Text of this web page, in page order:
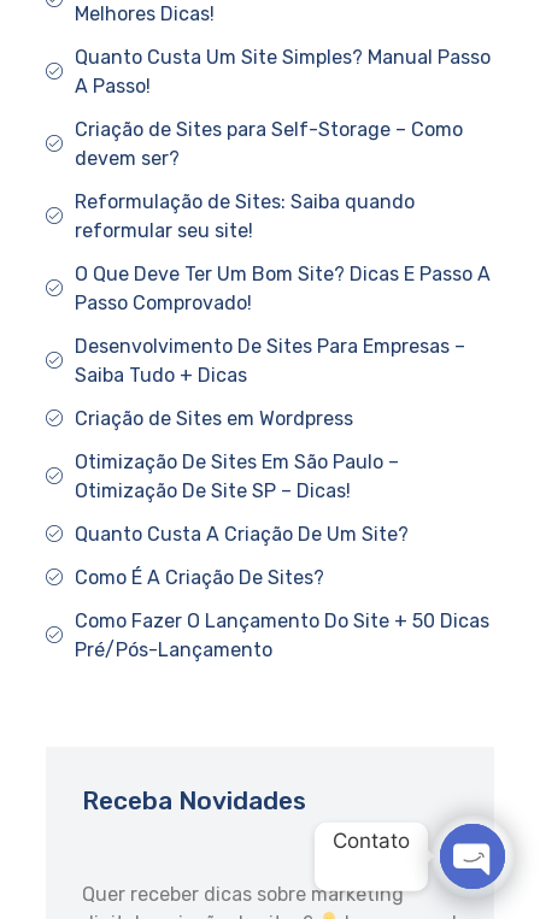
Melhores Dicas!
Quanto Custa Um Site Simples? Manual Passo
A Passo!
Criação de Sites para Self-Storage – Como
devem ser?
Reformulação de Sites: Saiba quando
reformular seu site!
O Que Deve Ter Um Bom Site? Dicas E Passo A
Passo Comprovado!
Desenvolvimento De Sites Para Empresas –
Saiba Tudo + Dicas
Criação de Sites em Wordpress
Otimização De Sites Em São Paulo –
Otimização De Site SP – Dicas!
Quanto Custa A Criação De Um Site?
Como É A Criação De Sites?
Como Fazer O Lançamento Do Site + 50 Dicas
Pré/Pós-Lançamento
Receba Novidades
Quer receber dicas sobre marketing
Contato